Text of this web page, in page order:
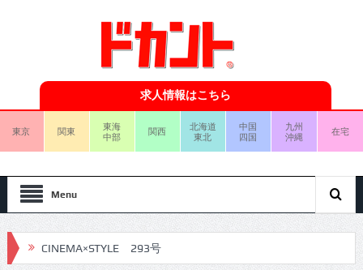
求人情報はこちら
東京 関東
東海
中部
関西
北海道
東北
中国
四国
九州
沖縄
在宅
Menu
CINEMA×STYLE 293号